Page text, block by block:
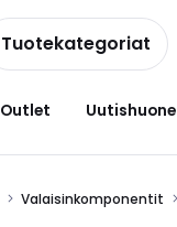
Tuotekategoriat
Outlet Uutishuone
Valaisinkomponentit